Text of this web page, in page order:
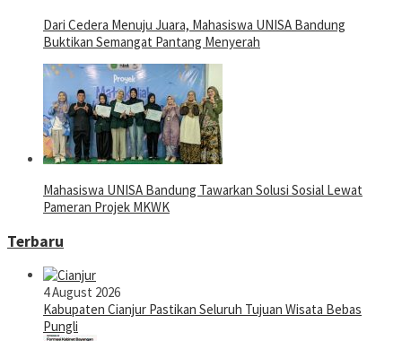
Dari Cedera Menuju Juara, Mahasiswa UNISA Bandung
Buktikan Semangat Pantang Menyerah
Mahasiswa UNISA Bandung Tawarkan Solusi Sosial Lewat
Pameran Projek MKWK
Terbaru
4 August 2026
Kabupaten Cianjur Pastikan Seluruh Tujuan Wisata Bebas
Pungli